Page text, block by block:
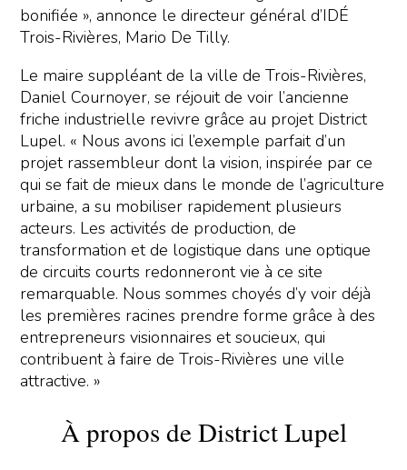
bonifiée », annonce le directeur général d’IDÉ
Trois-Rivières, Mario De Tilly.
Le maire suppléant de la ville de Trois-Rivières,
Daniel Cournoyer, se réjouit de voir l’ancienne
friche industrielle revivre grâce au projet District
Lupel. « Nous avons ici l’exemple parfait d’un
projet rassembleur dont la vision, inspirée par ce
qui se fait de mieux dans le monde de l’agriculture
urbaine, a su mobiliser rapidement plusieurs
acteurs. Les activités de production, de
transformation et de logistique dans une optique
de circuits courts redonneront vie à ce site
remarquable. Nous sommes choyés d’y voir déjà
les premières racines prendre forme grâce à des
entrepreneurs visionnaires et soucieux, qui
contribuent à faire de Trois-Rivières une ville
attractive. »
À propos de District Lupel